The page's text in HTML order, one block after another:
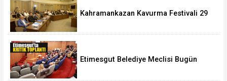
Kahramankazan Kavurma Festivali 29
Etimesgut Belediye Meclisi Bugün